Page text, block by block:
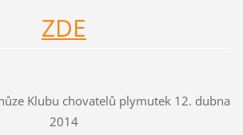
ZDE
Klubu chovatelů plymutek 12. dubna
2014